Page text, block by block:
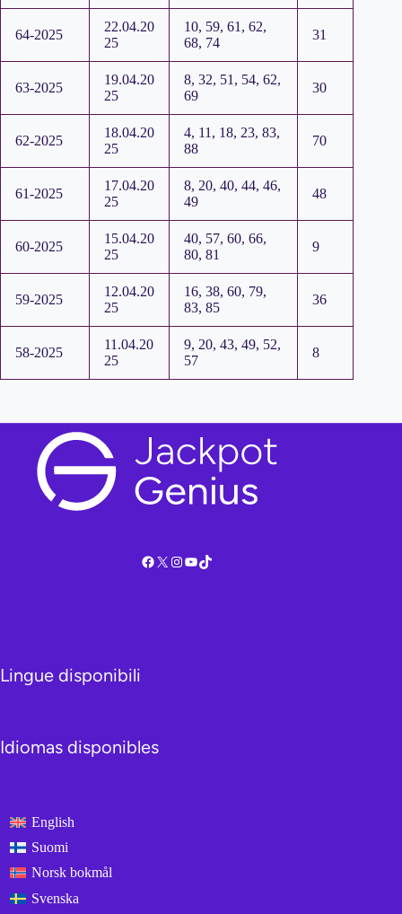
64-2025
22.04.20
25
10, 59, 61, 62,
68, 74
31
63-2025
19.04.20
25
8, 32, 51, 54, 62,
69
30
62-2025
18.04.20
25
4, 11, 18, 23, 83,
88
70
61-2025
17.04.20
25
8, 20, 40, 44, 46,
49
48
60-2025
15.04.20
25
40, 57, 60, 66,
80, 81
9
59-2025
12.04.20
25
16, 38, 60, 79,
83, 85
36
58-2025
11.04.20
25
9, 20, 43, 49, 52,
57
8
Facebook
X Instagram
YouTube
TikTok
Lingue disponibili
Idiomas disponibles
English
Suomi
Norsk bokmål
Svenska